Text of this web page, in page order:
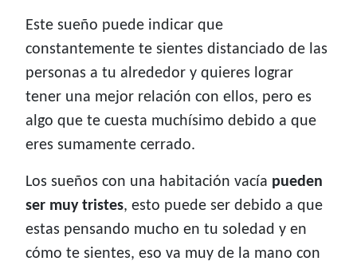
Este sueño puede indicar que
constantemente te sientes distanciado de las
personas a tu alrededor y quieres lograr
tener una mejor relación con ellos, pero es
algo que te cuesta muchísimo debido a que
eres sumamente cerrado.
Los sueños con una habitación vacía pueden
ser muy tristes, esto puede ser debido a que
estas pensando mucho en tu soledad y en
cómo te sientes, eso va muy de la mano con